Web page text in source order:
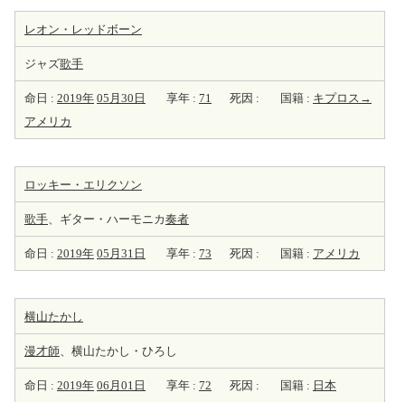
レオン・レッドボーン
ジャズ歌手
命日 : 2019年 05月30日 享年 : 71 死因 : 国籍 : キプロス→
アメリカ
ロッキー・エリクソン
歌手、ギター・ハーモニカ奏者
命日 : 2019年 05月31日 享年 : 73 死因 : 国籍 : アメリカ
横山たかし
漫才師、横山たかし・ひろし
命日 : 2019年 06月01日 享年 : 72 死因 : 国籍 : 日本